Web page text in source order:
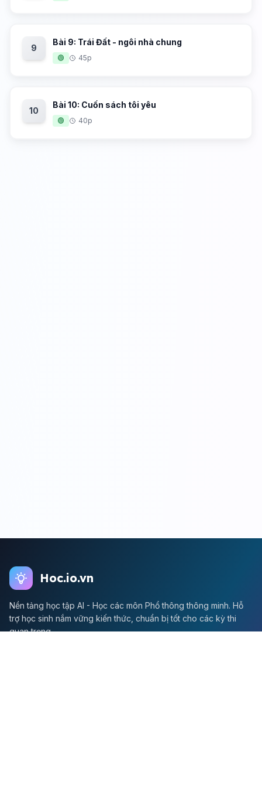
9
Bài 9: Trái Đất - ngôi nhà chung
🟢 45p
10
Bài 10: Cuốn sách tôi yêu
🟢 40p
Hoc.io.vn
Nền tảng học tập AI - Học các môn Phổ thông thông minh. Hỗ
trợ học sinh nắm vững kiến thức, chuẩn bị tốt cho các kỳ thi
quan trọng.